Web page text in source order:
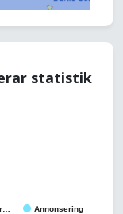
statistik
Annonsering